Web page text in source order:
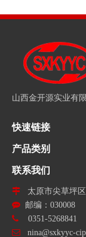
山西金开源实业有
快速链接
产品类别
联系我们
 太原市尖草坪
 邮编：030008
 0351-5268841
 nina@sxkyyc-